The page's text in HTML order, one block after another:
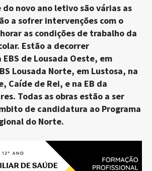
do novo ano letivo são várias as
a sofrer intervenções com o
as condições de trabalho da
Estão a decorrer
de Lousada Oeste, em
Lousada Norte, em Lustosa, na
Caíde de Rei, e na EB da
Todas as obras estão a ser
de candidatura ao Programa
do Norte.